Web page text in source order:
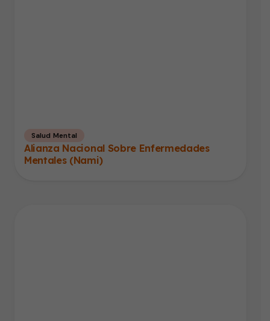
Salud Mental
Alianza Nacional Sobre Enfermedades
Mentales (Nami)